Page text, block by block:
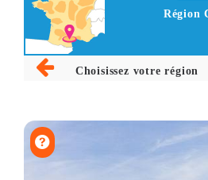
Région
Choisissez votre région